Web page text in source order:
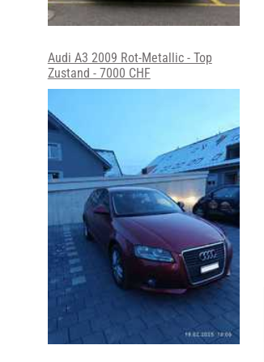
Audi A3 2009 Rot-Metallic - Top
Zustand - 7000 CHF